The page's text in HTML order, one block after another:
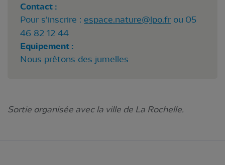
Contact :
Pour s'inscrire : espace.nature@lpo.fr ou 05
46 82 12 44
Equipement :
Nous prêtons des jumelles
Sortie organisée avec la ville de La Rochelle.